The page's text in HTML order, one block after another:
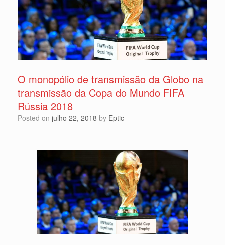
O monopólio de transmissão da Globo na
transmissão da Copa do Mundo FIFA
Rússia 2018
Posted on julho 22, 2018 by Eptic